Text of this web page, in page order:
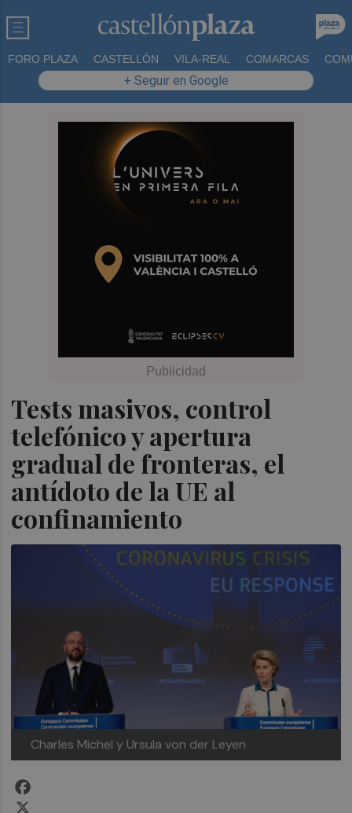
FORO PLAZA CASTELLÓN VILA-REAL COMARCAS
+ Seguir en Google
Tests masivos, control
telefónico y apertura
gradual de fronteras, el
antídoto de la UE al
confinamiento
Charles Michel y Ursula von der Leyen